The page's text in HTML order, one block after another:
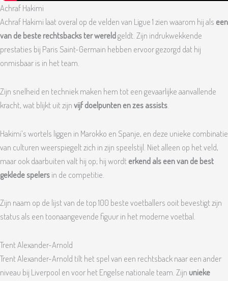
Achraf Hakimi
Achraf Hakimi laat overal op de velden van Ligue 1 zien waarom hij als een
van de beste rechtsbacks ter wereldgeldt. Zijn indrukwekkende
prestaties bij Paris Saint-Germain hebben ervoor gezorgd dat hij
onmisbaar is in het team.
Zijn snelheid en techniek maken hem tot een gevaarlijke aanvallende
kracht, wat blijkt uit zijnvijf doelpunten en zes assists
Hakimi’s wortels liggen in Marokko en Spanje, en deze unieke combinatie
van culturen weerspiegelt zich in zijn speelstijl. Niet alleen op het veld,
maar ook daarbuiten valt hij op; hij wordterkend als een van de best
geklede spelersin de competitie.
Zijn naam op de lijst van de top 100 beste voetballers ooit bevestigt zijn
status als een toonaangevende figuur in het moderne voetbal.
Trent Alexander-Arnold
Trent Alexander-Arnold tilt het spel van een rechtsback naar een ander
niveau bij Liverpool en voor het Engelse nationale team. Zijn unieke